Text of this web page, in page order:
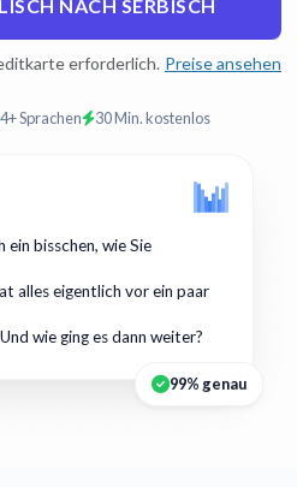
NACH SERBISCH
erforderlich. Preise ansehen
Sprachen 30 Min. kostenlos
ein bisschen, wie Sie
alles eigentlich vor ein paar
wie ging es dann weiter?
99% genau